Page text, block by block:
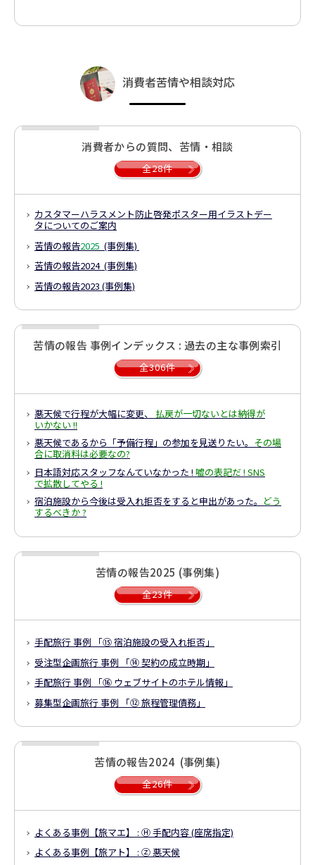
消費者苦情や相談対応
消費者からの質問、苦情・相談
全28件
カスタマーハラスメント防止啓発ポスター用イラストデー
タについてのご案内
苦情の報告2025 (事例集)
苦情の報告2024 (事例集)
苦情の報告2023 (事例集)
苦情の報告 事例インデックス : 過去の主な事例索引
全306件
悪天候で行程が大幅に変更、
払戻が一切ないとは納得が
いかない !!
悪天候であるから「予備行程」の参加を見送りたい。 その場
合に取消料は必要なの?
日本語対応スタッフなんていなかった ! 嘘の表記だ ! SNS
で拡散してやる !
宿泊施設から今後は受入れ拒否をすると申出があった。 どう
するべきか ?
苦情の報告2025 (事例集)
全23件
手配旅行 事例 「⑮ 宿泊施設の受入れ拒否」
受注型企画旅行 事例 「⑭ 契約の成立時期」
手配旅行 事例 「⑯ ウェブサイトのホテル情報」
募集型企画旅行 事例 「⑫ 旅程管理債務」
苦情の報告2024 (事例集)
全26件
よくある事例【旅マエ】 : Ⓗ 手配内容 (座席指定)
よくある事例【旅アト】 : Ⓩ 悪天候